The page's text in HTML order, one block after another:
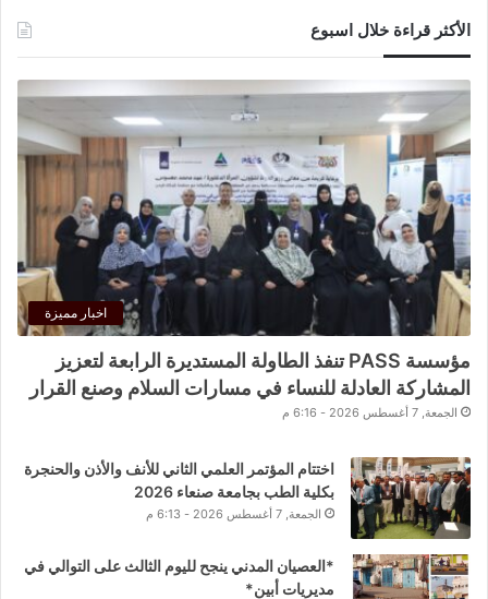
الأكثر قراءة خلال اسبوع
اخبار مميزة
مؤسسة PASS تنفذ الطاولة المستديرة الرابعة لتعزيز
المشاركة العادلة للنساء في مسارات السلام وصنع القرار
الجمعة, 7 أغسطس 2026 - 6:16 م
اختتام المؤتمر العلمي الثاني للأنف والأذن والحنجرة
بكلية الطب بجامعة صنعاء 2026
الجمعة, 7 أغسطس 2026 - 6:13 م
*العصيان المدني ينجح لليوم الثالث على التوالي في
مديريات أبين*